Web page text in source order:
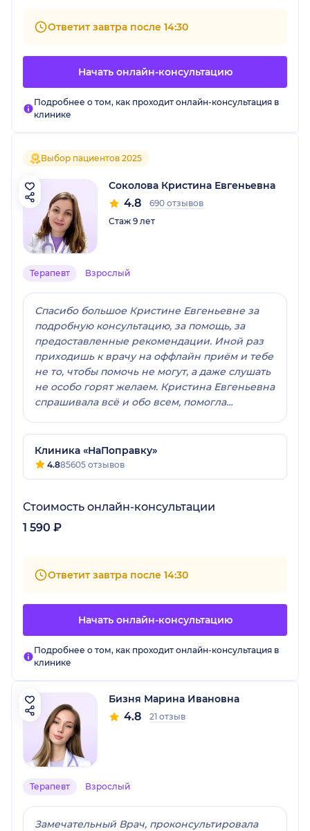
Ответит завтра после 14:30
Начать онлайн-консультацию
Подробнее о том, как проходит онлайн-консультация в
клинике
Выбор пациентов 2025
Соколова Кристина Евгеньевна
4.8
690 отзывов
Стаж 9 лет
Терапевт Взрослый
Спасибо большое Кристине Евгеньевне за
подробную консультацию, за помощь, за
предоставленные рекомендации. Иной раз
приходишь к врачу на оффлайн приём и тебе
не то, чтобы помочь не могут, а даже слушать
не особо горят желаем. Кристина Евгеньевна
спрашивала всё и обо всем, помогла
очень благодарна.
Клиника «НаПоправку»
4.885605 отзывов
Стоимость онлайн-консультации
1 590 ₽
Ответит завтра после 14:30
Начать онлайн-консультацию
Подробнее о том, как проходит онлайн-консультация в
клинике
Бизня Марина Ивановна
4.8 21 отзыв
Терапевт Взрослый
Замечательный Врач, проконсультировала